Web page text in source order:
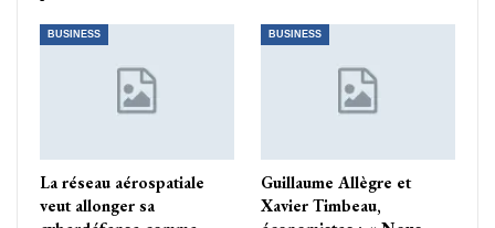
BUSINESS
La réseau aérospatiale
veut allonger sa
BUSINESS
Guillaume Allègre et
Xavier Timbeau,